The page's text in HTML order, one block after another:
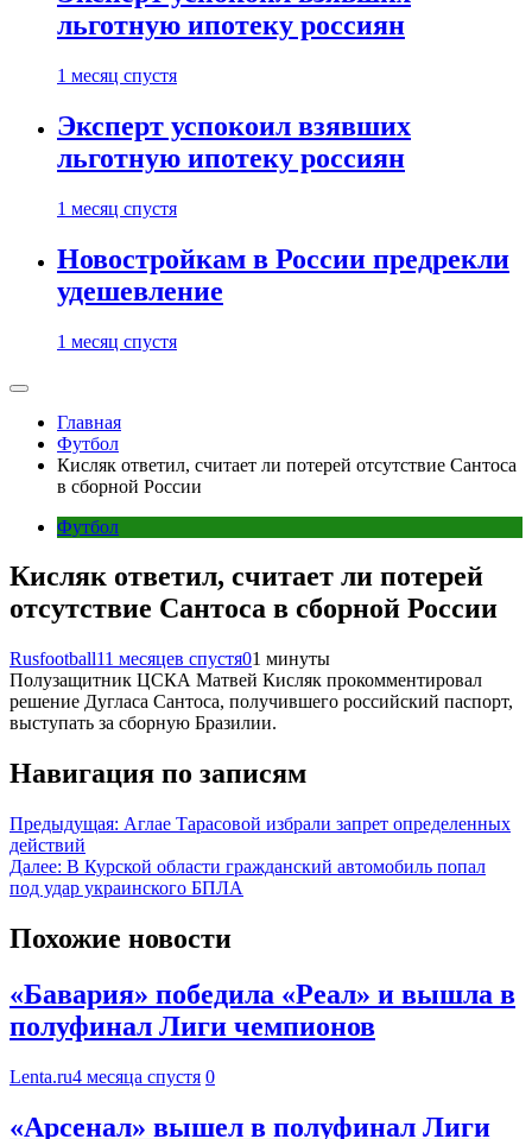
льготную ипотеку россиян
1 месяц спустя
Эксперт успокоил взявших
льготную ипотеку россиян
1 месяц спустя
Новостройкам в России предрекли
удешевление
1 месяц спустя
Главная
Футбол
Кисляк ответил, считает ли потерей отсутствие Сантоса
в сборной России
Футбол
Кисляк ответил, считает ли потерей
отсутствие Сантоса в сборной России
Rusfootball11 месяцев спустя01 минуты
Полузащитник ЦСКА Матвей Кисляк прокомментировал
решение Дугласа Сантоса, получившего российский паспорт,
выступать за сборную Бразилии.
Навигация по записям
Предыдущая: Аглае Тарасовой избрали запрет определенных
действий
Далее: В Курской области гражданский автомобиль попал
под удар украинского БПЛА
Похожие новости
«Бавария» победила «Реал» и вышла в
полуфинал Лиги чемпионов
Lenta.ru4 месяца спустя 0
«Арсенал» вышел в полуфинал Лиги